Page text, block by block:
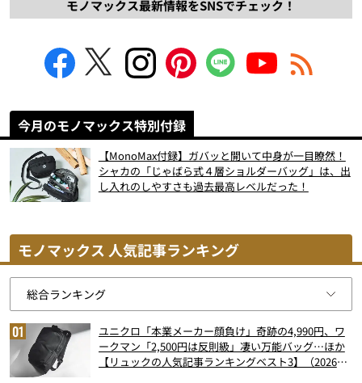
モノマックス最新情報をSNSでチェック！
今月のモノマックス特別付録
【MonoMax付録】ガバッと開いて中身が一目瞭然！
シャカの「じゃばら式４層ショルダーバッグ」は、出
し入れのしやすさも過去最高レベルだった！
モノマックス 人気記事ランキング
ユニクロ「本業メーカー顔負け」奇跡の4,990円、ワ
ークマン「2,500円は反則級」凄い万能バッグ…ほか
【リュックの人気記事ランキングベスト3】（2026年